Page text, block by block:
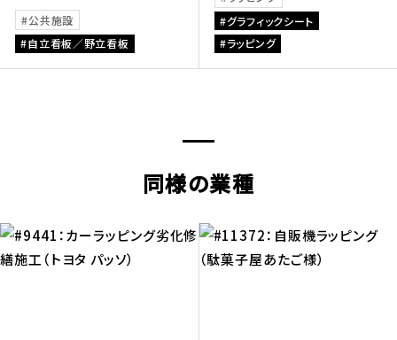
公共施設
自立看板／野立看板
グラフィックシート
ラッピング
同様の業種